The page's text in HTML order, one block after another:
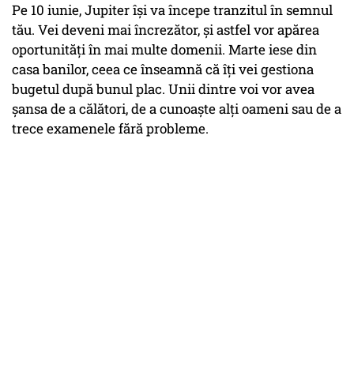
Pe 10 iunie, Jupiter își va începe tranzitul în semnul
tău. Vei deveni mai încrezător, și astfel vor apărea
oportunități în mai multe domenii. Marte iese din
casa banilor, ceea ce înseamnă că îți vei gestiona
bugetul după bunul plac. Unii dintre voi vor avea
șansa de a călători, de a cunoaște alți oameni sau de a
trece examenele fără probleme.